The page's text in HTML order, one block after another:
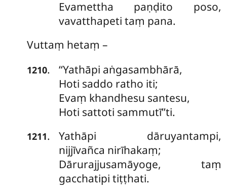
Evamettha paṇḍito poso,
vavatthapeti taṃ pana.
Vuttaṃ hetaṃ –
1210.
‘‘Yathāpi aṅgasambhārā,
Hoti saddo ratho iti;
Evaṃ khandhesu santesu,
Hoti sattoti sammutī’’ti.
1211. Yathāpi dāruyantampi,
nijjīvañca nirīhakaṃ;
Dārurajjusamāyoge, taṃ
gacchatipi tiṭṭhati.